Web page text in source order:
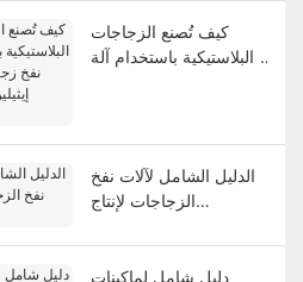
كيف تُصنع الزجاجات
البلاستيكية باستخدام آلة
الدليل الشامل لآلات نفخ
الزجاجات لإنتاج
دليل شامل لماكينات